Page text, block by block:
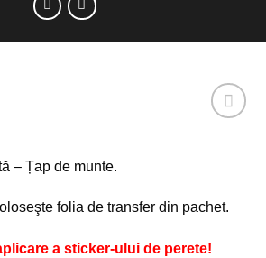
– Țap de munte.
folia de transfer din pachet.
a sticker-ului de perete!